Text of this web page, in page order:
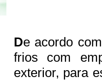
De acordo
frios com
exterior, para